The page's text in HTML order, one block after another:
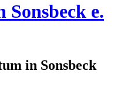
e.
in Sonsbeck